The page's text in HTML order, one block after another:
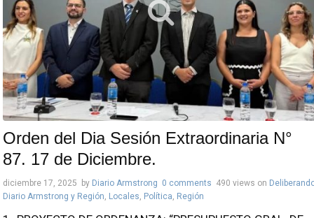
Orden del Dia Sesión Extraordinaria N°
87. 17 de Diciembre.
diciembre 17, 2025 by Diario Armstrong 0 comments 490 views on
Diario Armstrong y Región Locales Política Región